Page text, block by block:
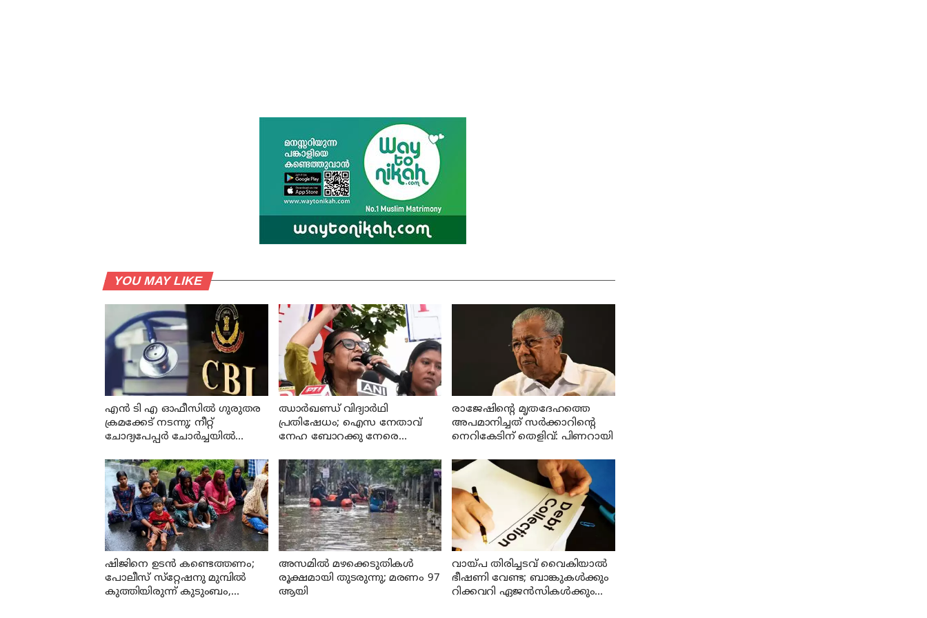
YOU MAY LIKE
എന്‍ ടി എ ഓഫീസില്‍ ഗുരുതര
ക്രമക്കേട് നടന്നു; നീറ്റ്
ചോദ്യപേപ്പര്‍ ചോര്‍ച്ചയില്‍
ഝാര്‍ഖണ്ഡ് വിദ്യാര്‍ഥി
പ്രതിഷേധം; ഐസ നേതാവ്
നേഹ ബോറക്കു നേരെ
രാജേഷിന്റെ മൃതദേഹത്തെ
അപമാനിച്ചത് സര്‍ക്കാറിന്റെ
നെറികേടിന് തെളിവ്: പിണറായി
ഷിജിനെ ഉടന്‍ കണ്ടെത്തണം;
പോലീസ് സ്‌റ്റേഷനു മുമ്പില്‍
കുത്തിയിരുന്ന് കുടുംബം,
അസമില്‍ മഴക്കെടുതികള്‍
രൂക്ഷമായി തുടരുന്നു; മരണം 97
ആയി
വായ്പ തിരിച്ചടവ് വൈകിയാൽ
ഭീഷണി വേണ്ട; ബാങ്കുകൾക്കും
റിക്കവറി ഏജൻസികൾക്കും